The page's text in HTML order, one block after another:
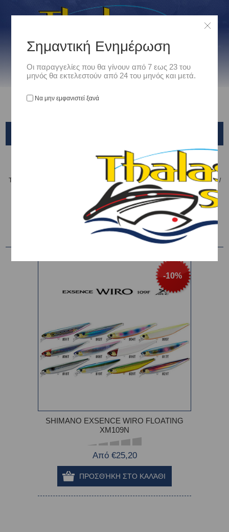
Είδη Αλιείας /
ΤΕΧΝΗΤΑ ΔΟΛΩΜΑΤΑ - ΤΣΑΠΑΡΙ - ΚΑΛΑΜΑΡΙΕΡΕΣ / ΤΕΧΝΗΤΑ ΨΑΡΑΚΙΑ /
SHIMANO EXSENCE WIRO FLOATING XM109N
Ταξινόμηση ανά
-10%
SHIMANO EXSENCE WIRO FLOATING
XM109N
Από €25,20
Σημαντική Ενημέρωση
Οι παραγγελίες που θα γίνουν από 7 εως 23 του
μηνός θα εκτελεστούν από 24 του μηνός και μετά.
Να μην εμφανιστεί ξανά